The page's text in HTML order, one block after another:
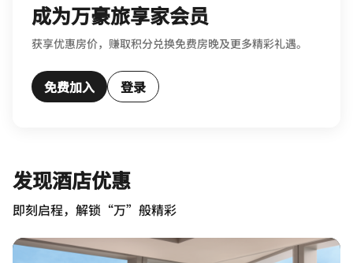
成为万豪旅享家会员
获享优惠房价，赚取积分兑换免费房晚及更多精彩礼遇。
免费加入 登录
发现酒店优惠
即刻启程，解锁“万”般精彩